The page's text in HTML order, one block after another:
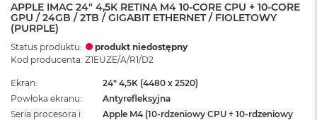
APPLE IMAC 24" 4,5K RETINA M4 10-CORE CPU + 10-CORE
GPU / 24GB / 2TB / GIGABIT ETHERNET / FIOLETOWY
(PURPLE)
Status produktu:
produkt niedostępny
Kod producenta: Z1EUZE/A/R1/D2
Ekran
24" 4,5K (4480 x 2520)
Powłoka ekranu
Antyrefleksyjna
Seria procesora i
Apple M4 (10-rdzeniowy CPU + 10-rdzeniowy